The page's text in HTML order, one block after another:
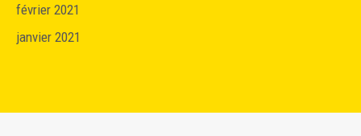
février 2021
janvier 2021